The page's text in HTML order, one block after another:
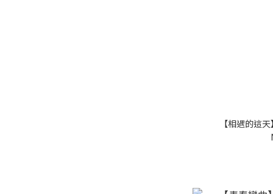
【相遇的這